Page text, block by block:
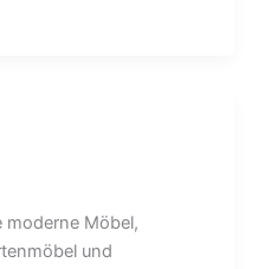
Möbel,
und